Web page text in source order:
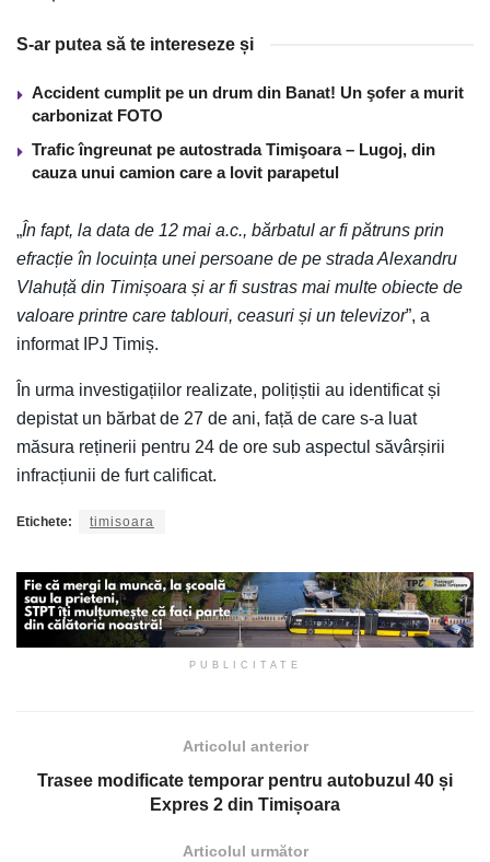
S-ar putea să te intereseze și
Accident cumplit pe un drum din Banat! Un şofer a murit
carbonizat FOTO
Trafic îngreunat pe autostrada Timişoara – Lugoj, din
cauza unui camion care a lovit parapetul
„În fapt, la data de 12 mai a.c., bărbatul ar fi pătruns prin
efracție în locuința unei persoane de pe strada Alexandru
Vlahuță din Timișoara și ar fi sustras mai multe obiecte de
valoare printre care tablouri, ceasuri și un televizor”, a
informat IPJ Timiș.
În urma investigațiilor realizate, polițiștii au identificat și
depistat un bărbat de 27 de ani, față de care s-a luat
măsura reținerii pentru 24 de ore sub aspectul săvârșirii
infracțiunii de furt calificat.
Etichete: timisoara
PUBLICITATE
Articolul anterior
Trasee modificate temporar pentru autobuzul 40 și
Expres 2 din Timișoara
Articolul următor